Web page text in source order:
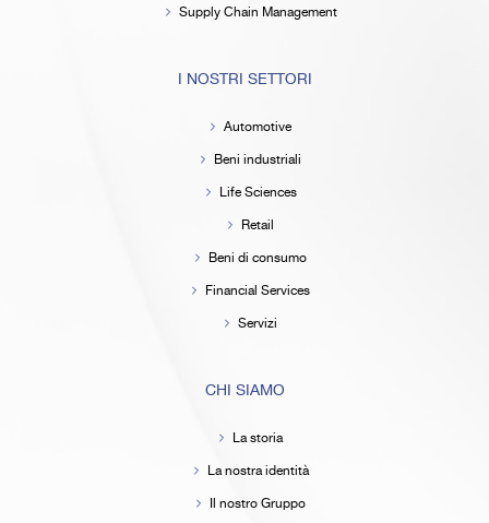
Supply Chain Management
I NOSTRI SETTORI
Automotive
Beni industriali
Life Sciences
Retail
Beni di consumo
Financial Services
Servizi
CHI SIAMO
La storia
La nostra identità
Il nostro Gruppo